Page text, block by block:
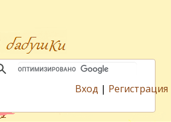
Вход | Регистрация